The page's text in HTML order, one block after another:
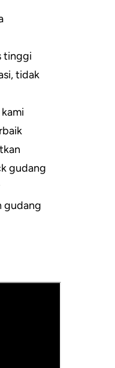
tinggi
tidak
gudang
gudang